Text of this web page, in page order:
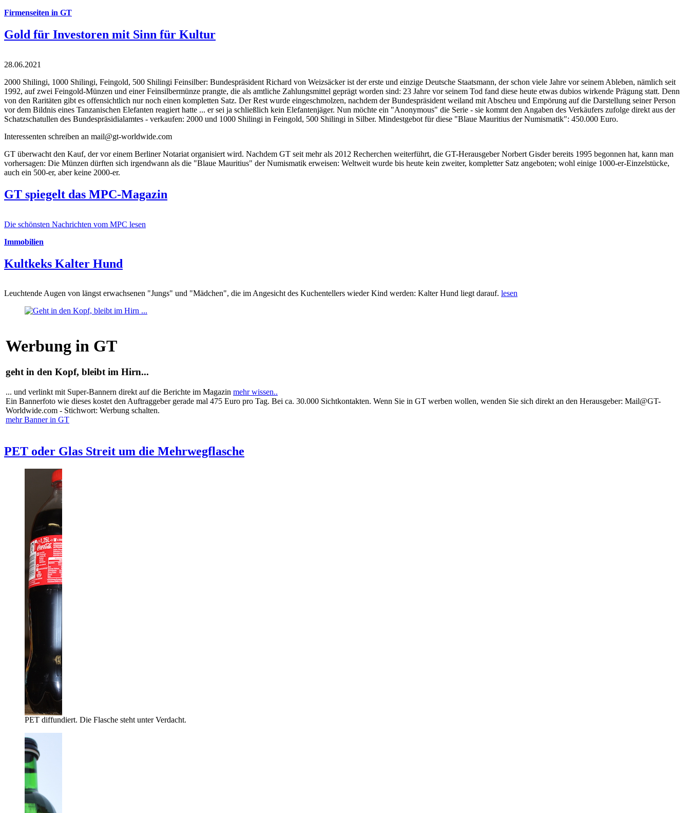
Firmenseiten in GT
Gold für Investoren mit Sinn für Kultur
28.06.2021
2000 Shilingi, 1000 Shilingi, Feingold, 500 Shilingi Feinsilber: Bundespräsident Richard von Weizsäcker ist der erste und einzige Deutsche Staatsmann, der schon viele Jahre vor seinem Ableben, nämlich seit
1992, auf zwei Feingold-Münzen und einer Feinsilbermünze prangte, die als amtliche Zahlungsmittel geprägt worden sind: 23 Jahre vor seinem Tod fand diese heute etwas dubios wirkende Prägung statt. Denn
von den Raritäten gibt es offensichtlich nur noch einen kompletten Satz. Der Rest wurde eingeschmolzen, nachdem der Bundespräsident weiland mit Abscheu und Empörung auf die Darstellung seiner Person
vor dem Bildnis eines Tanzanischen Elefanten reagiert hatte ... er sei ja schließlich kein Elefantenjäger. Nun möchte ein "Anonymous" die Serie - sie kommt den Angaben des Verkäufers zufolge direkt aus der
Schatzschatullen des Bundespräsidialamtes - verkaufen: 2000 und 1000 Shilingi in Feingold, 500 Shilingi in Silber. Mindestgebot für diese "Blaue Mauritius der Numismatik": 450.000 Euro.
Interessenten schreiben an mail@gt-worldwide.com
GT überwacht den Kauf, der vor einem Berliner Notariat organisiert wird. Nachdem GT seit mehr als 2012 Recherchen weiterführt, die GT-Herausgeber Norbert Gisder bereits 1995 begonnen hat, kann man
vorhersagen: Die Münzen dürften sich irgendwann als die "Blaue Mauritius" der Numismatik erweisen: Weltweit wurde bis heute kein zweiter, kompletter Satz angeboten; wohl einige 1000-er-Einzelstücke,
auch ein 500-er, aber keine 2000-er.
GT spiegelt das MPC-Magazin
Die schönsten Nachrichten vom MPC lesen
Immobilien
Kultkeks Kalter Hund
Leuchtende Augen von längst erwachsenen "Jungs" und "Mädchen", die im Angesicht des Kuchentellers wieder Kind werden: Kalter Hund liegt darauf. lesen
Werbung in GT
geht in den Kopf, bleibt im Hirn...
... und verlinkt mit Super-Bannern direkt auf die Berichte im Magazin mehr wissen..
Ein Bannerfoto wie dieses kostet den Auftraggeber gerade mal 475 Euro pro Tag. Bei ca. 30.000 Sichtkontakten. Wenn Sie in GT werben wollen, wenden Sie sich direkt an den Herausgeber: Mail@GT-
Worldwide.com - Stichwort: Werbung schalten.
mehr Banner in GT
PET oder Glas Streit um die Mehrwegflasche
PET diffundiert. Die Flasche steht unter Verdacht.